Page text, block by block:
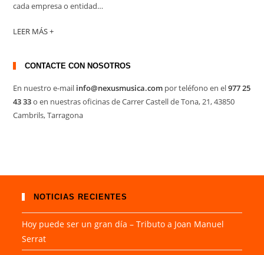
cada empresa o entidad…
LEER MÁS +
CONTACTE CON NOSOTROS
En nuestro e-mail info@nexusmusica.com por teléfono en el977 25
43 33o en nuestras oficinas de Carrer Castell de Tona, 21, 43850
Cambrils, Tarragona
NOTICIAS RECIENTES
Hoy puede ser un gran día – Tributo a Joan Manuel
Serrat